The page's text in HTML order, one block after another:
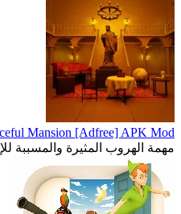
Mansion [Adfree] APK Mod
مهمة الهروب المثيرة والمسببة